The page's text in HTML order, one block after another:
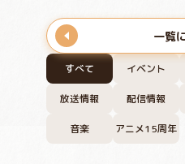
すべて イベント
放送情報 配信情報
音楽 アニメ15周年
一覧